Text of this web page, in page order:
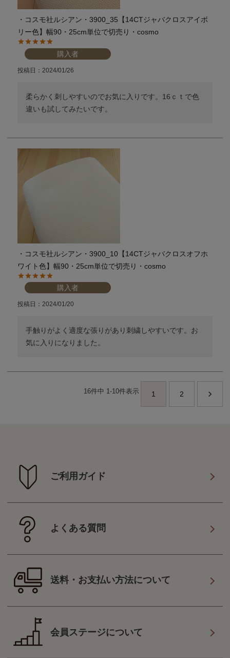
・コスモ社ルシアン・3900_35【14CTジャバクロスアイボ
リー色】幅90・25cm単位で切売り・cosmo
購入者
投稿日 2024/01/26
柔らかく刺しやすいのでお気に入りです。16ｃｔで色
・コスモ社ルシアン・3900_10【14CTジャバクロスオフホ
ワイト色】幅90・25cm単位で切売り・cosmo
購入者
投稿日 2024/01/20
手触りがよく適度な張りがあり刺繍しやすいです。お
気に入りになりました。
16件中 1-10件表示 1 2
ご利用ガイド
よくある質問
送料・お支払い方法について
会員ステージについて